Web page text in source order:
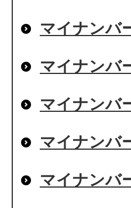
マイナンバ
マイナンバ
マイナンバ
マイナンバ
マイナンバ